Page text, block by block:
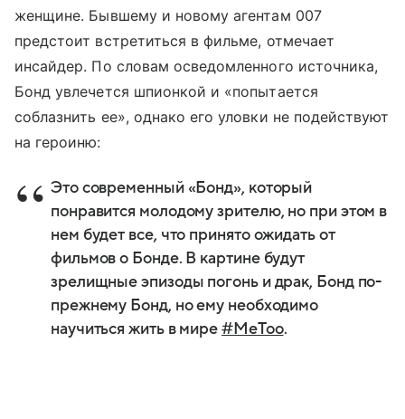
женщине. Бывшему и новому агентам 007
предстоит встретиться в фильме, отмечает
инсайдер. По словам осведомленного источника,
Бонд увлечется шпионкой и «попытается
соблазнить ее», однако его уловки не подействуют
на героиню:
Это современный «Бонд», который
понравится молодому зрителю, но при этом в
нем будет все, что принято ожидать от
фильмов о Бонде. В картине будут
зрелищные эпизоды погонь и драк, Бонд по-
прежнему Бонд, но ему необходимо
научиться жить в мире#MeToo.